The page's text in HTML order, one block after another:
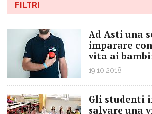
FILTRI
Ad Asti una
imparare
vita ai
19.10.2018
Gli studenti
salvare una